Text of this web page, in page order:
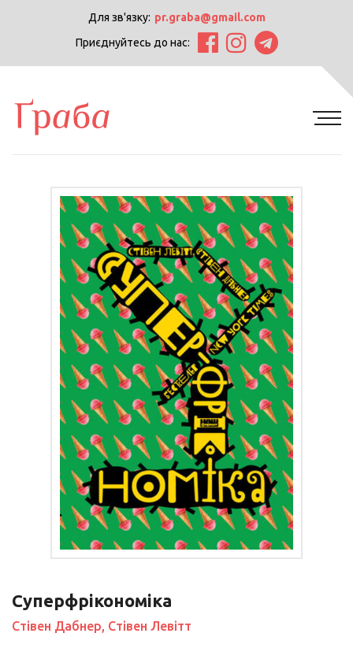
Для зв'язку: pr.graba@gmail.com
Приєднуйтесь до нас:
Суперфрікономіка
Стівен Дабнер, Стівен Левітт